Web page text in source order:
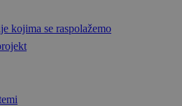
kojima se raspolažemo